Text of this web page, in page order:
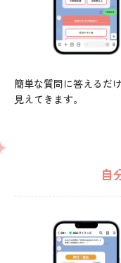
簡単な質問に答えるだ
見えてきます。
自